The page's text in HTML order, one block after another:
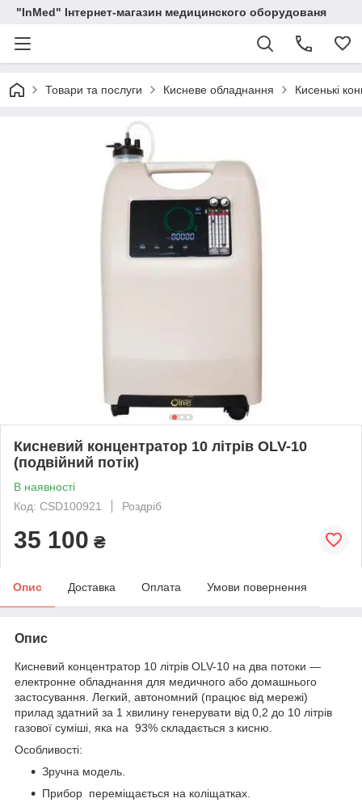
"InMed" Інтернет-магазин медицинского оборудованя
Товари та послуги Кисневе обладнання Кисенькі
Кисневий концентратор 10 літрів OLV-10
(подвійний потік)
В наявності
Код: CSD100921
Роздріб
35 100 ₴
Опис Доставка Оплата Умови повернення
Опис
Кисневий концентратор 10 літрів OLV-10 на два потоки —
електронне обладнання для медичного або домашнього
застосування. Легкий, автономний (працює від мережі)
прилад здатний за 1 хвилину генерувати від 0,2 до 10 літрів
газової суміші, яка на 93% складається з кисню.
Особливості:
Зручна модель.
Прибор переміщається на коліщатках.